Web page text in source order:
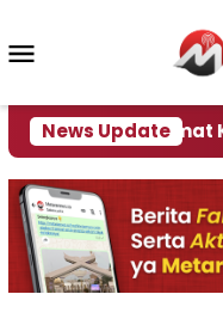
konten
News Update
Kata Pengamat